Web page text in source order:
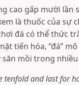
cao gấp mười lần
là thuốc của sự
đá có thể thức
tiến hóa, “đá”
mồi trong nhiều
tenfold and last for